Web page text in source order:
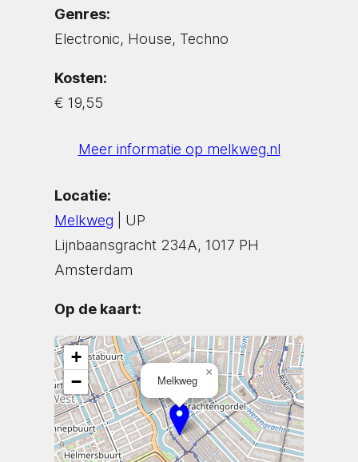
Genres:
Electronic, House, Techno
Kosten:
€ 19,55
Meer informatie op melkweg.nl
Locatie:
Melkweg | UP
Lijnbaansgracht 234A, 1017 PH
Amsterdam
Op de kaart:
Melkweg
×
+
−